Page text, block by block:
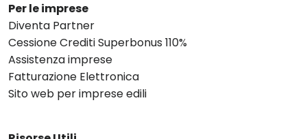
Per le imprese
Diventa Partner
Cessione Crediti Superbonus 110%
Assistenza imprese
Fatturazione Elettronica
Sito web per imprese edili